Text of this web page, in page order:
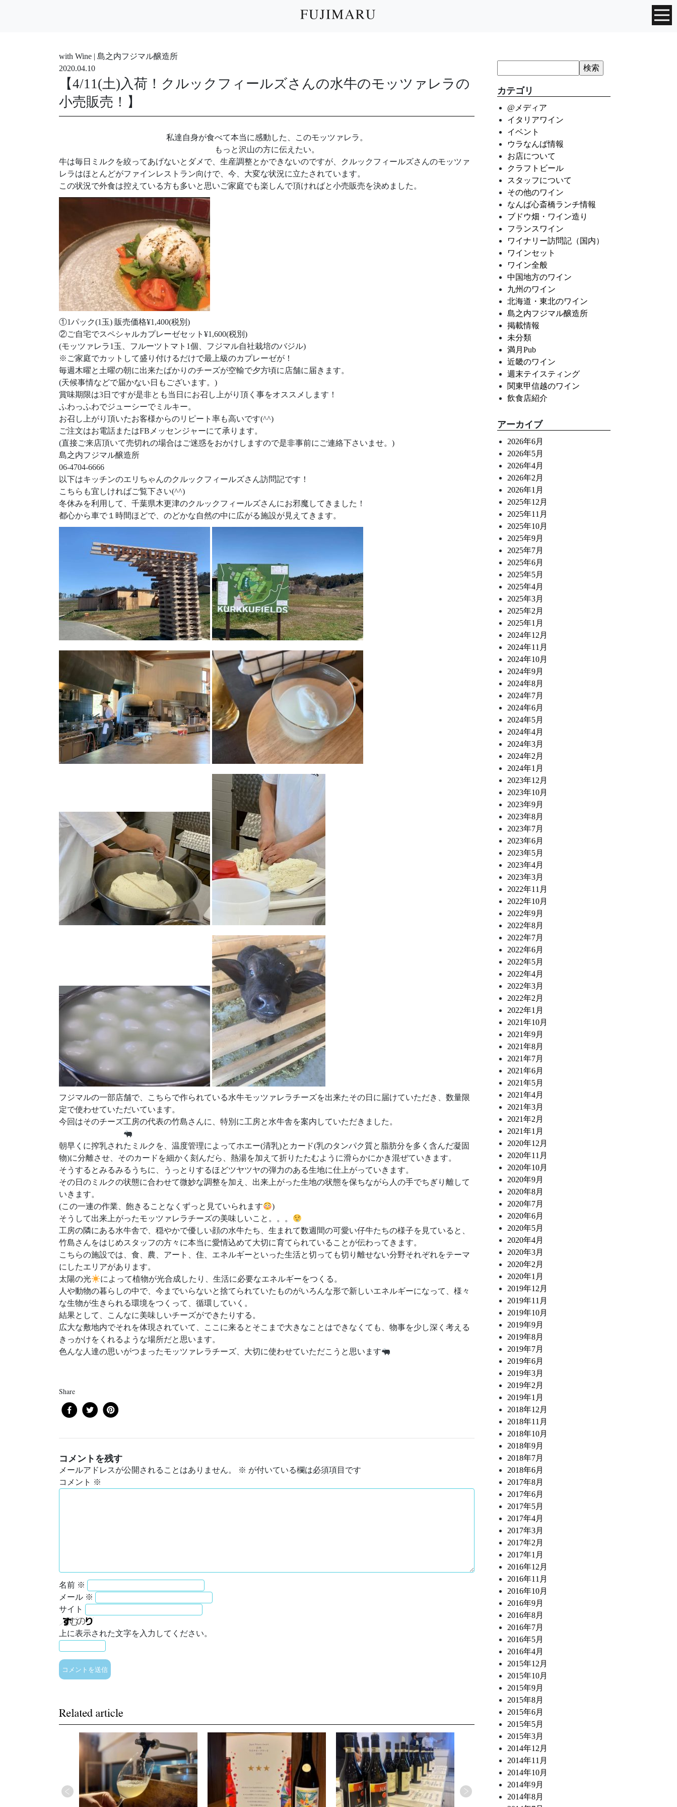
with Wine | 島之内フジマル醸造所
2020.04.10
【4/11(土)入荷！クルックフィールズさんの水牛のモッツァレラの
小売販売！】
私達自身が食べて本当に感動した、このモッツァレラ。
もっと沢山の方に伝えたい。
牛は毎日ミルクを絞ってあげないとダメで、生産調整とかできないのですが、クルックフィールズさんのモッツァ
レラはほとんどがファインレストラン向けで、今、大変な状況に立たされています。
この状況で外食は控えている方も多いと思いご家庭でも楽しんで頂ければと小売販売を決めました。
①1パック(1玉) 販売価格¥1,400(税別)
②ご自宅でスペシャルカプレーゼセット¥1,600(税別)
(モッツァレラ1玉、フルーツトマト1個、フジマル自社栽培のバジル)
※ご家庭でカットして盛り付けるだけで最上級のカプレーゼが！
毎週木曜と土曜の朝に出来たばかりのチーズが空輸で夕方頃に店舗に届きます。
(天候事情などで届かない日もございます。)
賞味期限は3日ですが是非とも当日にお召し上がり頂く事をオススメします！
ふわっふわでジューシーでミルキー。
お召し上がり頂いたお客様からのリピート率も高いです(^^)
ご注文はお電話またはFBメッセンジャーにて承ります。
(直接ご来店頂いて売切れの場合はご迷惑をおかけしますので是非事前にご連絡下さいませ。)
島之内フジマル醸造所
06-4704-6666
以下はキッチンのエリちゃんのクルックフィールズさん訪問記です！
こちらも宜しければご覧下さい(^^)
冬休みを利用して、千葉県木更津のクルックフィールズさんにお邪魔してきました！
都心から車で１時間ほどで、のどかな自然の中に広がる施設が見えてきます。
フジマルの一部店舗で、こちらで作られている水牛モッツァレラチーズを出来たその日に届けていただき、数量限
定で使わせていただいています。
今回はそのチーズ工房の代表の竹島さんに、特別に工房と水牛舎を案内していただきました。
朝早くに搾乳されたミルクを、温度管理によってホエー(清乳)とカード(乳のタンパク質と脂肪分を多く含んだ凝固
物)に分離させ、そのカードを細かく刻んだら、熱湯を加えて折りたたむように滑らかにかき混ぜていきます。
そうするとみるみるうちに、うっとりするほどツヤツヤの弾力のある生地に仕上がっていきます。
その日のミルクの状態に合わせて微妙な調整を加え、出来上がった生地の状態を保ちながら人の手でちぎり離して
いきます。
(この一連の作業、飽きることなくずっと見ていられます
)
そうして出来上がったモッツァレラチーズの美味しいこと。。。
工房の隣にある水牛舎で、穏やかで優しい顔の水牛たち、生まれて数週間の可愛い仔牛たちの様子を見ていると、
竹島さんをはじめスタッフの方々に本当に愛情込めて大切に育てられていることが伝わってきます。
こちらの施設では、食、農、アート、住、エネルギーといった生活と切っても切り離せない分野それぞれをテーマ
にしたエリアがあります。
太陽の光
によって植物が光合成したり、生活に必要なエネルギーをつくる。
人や動物の暮らしの中で、今までいらないと捨てられていたものがいろんな形で新しいエネルギーになって、様々
な生物が生きられる環境をつくって、循環していく。
結果として、こんなに美味しいチーズができたりする。
広大な敷地内でそれを体現されていて、ここに来るとそこまで大きなことはできなくても、物事を少し深く考える
きっかけをくれるような場所だと思います。
色んな人達の思いがつまったモッツァレラチーズ、大切に使わせていただこうと思います
Share
コメントを残す
メールアドレスが公開されることはありません。 ※ が付いている欄は必須項目です
コメント ※
名前 ※
メール ※
サイト
上に表示された文字を入力してください。
カテゴリ
@メディア
イタリアワイン
イベント
ウラなんば情報
お店について
クラフトビール
スタッフについて
その他のワイン
なんば心斎橋ランチ情報
ブドウ畑・ワイン造り
フランスワイン
ワイナリー訪問記（国内）
ワインセット
ワイン全般
中国地方のワイン
九州のワイン
北海道・東北のワイン
島之内フジマル醸造所
掲載情報
未分類
満月Pub
近畿のワイン
週末テイスティング
関東甲信越のワイン
飲食店紹介
アーカイブ
2026年6月
2026年5月
2026年4月
2026年2月
2026年1月
2025年12月
2025年11月
2025年10月
2025年9月
2025年7月
2025年6月
2025年5月
2025年4月
2025年3月
2025年2月
2025年1月
2024年12月
2024年11月
2024年10月
2024年9月
2024年8月
2024年7月
2024年6月
2024年5月
2024年4月
2024年3月
2024年2月
2024年1月
2023年12月
2023年10月
2023年9月
2023年8月
2023年7月
2023年6月
2023年5月
2023年4月
2023年3月
2022年11月
2022年10月
2022年9月
2022年8月
2022年7月
2022年6月
2022年5月
2022年4月
2022年3月
2022年2月
2022年1月
2021年10月
2021年9月
2021年8月
2021年7月
2021年6月
2021年5月
2021年4月
2021年3月
2021年2月
2021年1月
2020年12月
2020年11月
2020年10月
2020年9月
2020年8月
2020年7月
2020年6月
2020年5月
2020年4月
2020年3月
2020年2月
2020年1月
2019年12月
2019年11月
2019年10月
2019年9月
2019年8月
2019年7月
2019年6月
2019年3月
2019年2月
2019年1月
2018年12月
2018年11月
2018年10月
2018年9月
2018年7月
2018年6月
2017年8月
2017年6月
2017年5月
2017年4月
2017年3月
2017年2月
2017年1月
2016年12月
2016年11月
2016年10月
2016年9月
2016年8月
2016年7月
2016年5月
2016年4月
2015年12月
2015年10月
2015年9月
2015年8月
2015年6月
2015年5月
2015年3月
2014年12月
2014年11月
2014年10月
2014年9月
2014年8月